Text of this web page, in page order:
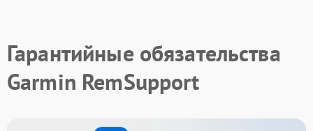
Гарантийные обязательства
Garmin RemSupport